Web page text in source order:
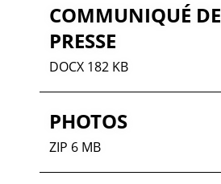
COMMUNIQUÉ DE
PRESSE
DOCX 182 KB
PHOTOS
ZIP 6 MB